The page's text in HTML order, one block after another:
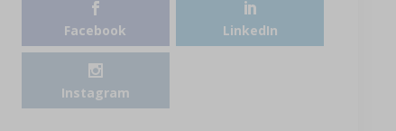
Facebook LinkedIn
Instagram